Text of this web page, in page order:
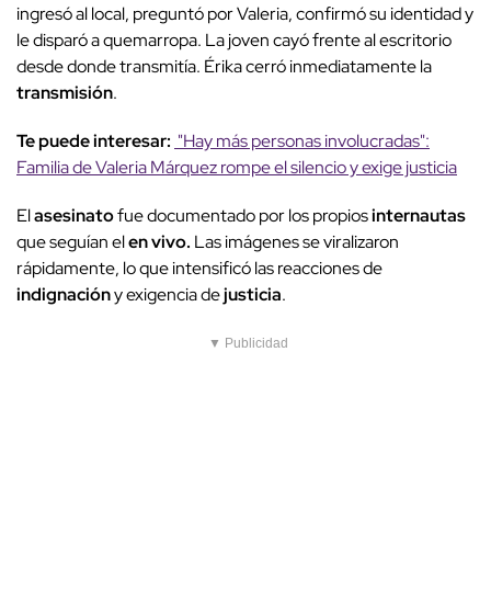
ingresó al local, preguntó por Valeria, confirmó su identidad y
le disparó a quemarropa. La joven cayó frente al escritorio
desde donde transmitía. Érika cerró inmediatamente la
transmisión.
Te puede interesar: "Hay más personas involucradas":
Familia de Valeria Márquez rompe el silencio y exige justicia
Elasesinatofue documentado por los propiosinternautas
que seguían elen vivo. Las imágenes se viralizaron
rápidamente, lo que intensificó las reacciones de
indignacióny exigencia dejusticia.
▼ Publicidad